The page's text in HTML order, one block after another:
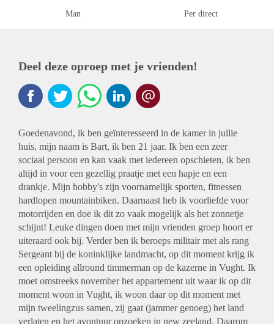
Man Per direct
Deel deze oproep met je vrienden!
Goedenavond, ik ben geïnteresseerd in de kamer in jullie
huis, mijn naam is Bart, ik ben 21 jaar. Ik ben een zeer
sociaal persoon en kan vaak met iedereen opschieten, ik ben
altijd in voor een gezellig praatje met een hapje en een
drankje. Mijn hobby's zijn voornamelijk sporten, fitnessen
hardlopen mountainbiken. Daarnaast heb ik voorliefde voor
motorrijden en doe ik dit zo vaak mogelijk als het zonnetje
schijnt! Leuke dingen doen met mijn vrienden groep hoort er
uiteraard ook bij. Verder ben ik beroeps militair met als rang
Sergeant bij de koninklijke landmacht, op dit moment krijg ik
een opleiding allround timmerman op de kazerne in Vught. Ik
moet omstreeks november het appartement uit waar ik op dit
moment woon in Vught, ik woon daar op dit moment met
mijn tweelingzus samen, zij gaat (jammer genoeg) het land
verlaten en het avontuur opzoeken in new zeeland. Daarom